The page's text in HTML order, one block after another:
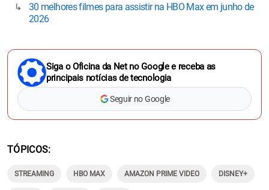
30 melhores filmes para assistir na HBO Max em junho de
2026
Siga o Oficina da Net no Google e receba as
principais notícias de tecnologia
Seguir no Google
TÓPICOS
STREAMING HBO MAX AMAZON PRIME VIDEO DISNEY+